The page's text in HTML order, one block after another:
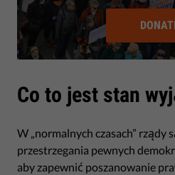
Co to jest stan
W „normalnych czasach” rządy
przestrzegania pewnych
aby zapewnić poszanowanie